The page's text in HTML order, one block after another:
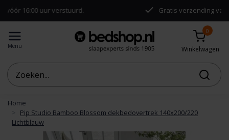
verstuurd. Gratis verzending vanaf €50,-
Menu
0
Winkelwagen
Home
Pip Studio Bamboo Blossom dekbedovertrek 140x200/220
Lichtblauw